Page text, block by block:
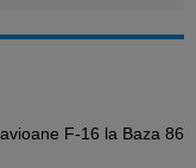
F-16 la Baza 86